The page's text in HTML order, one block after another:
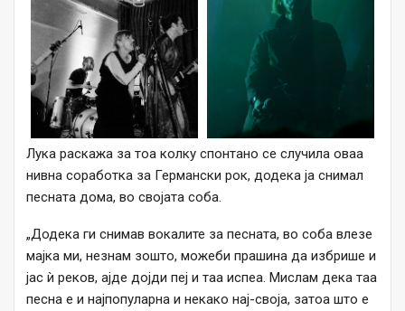
Лука раскажа за тоа колку спонтано се случила оваа
нивна соработка за Германски рок, додека ја снимал
песната дома, во својата соба.
„Додека ги снимав вокалите за песната, во соба влезе
мајка ми, незнам зошто, можеби прашина да избрише и
јас ѝ реков, ајде дојди пеј и таа испеа. Мислам дека таа
песна е и најпопуларна и некако нај-своја, затоа што е